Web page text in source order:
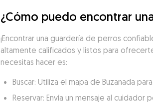
¿Cómo puedo encontrar
¡Encontrar una guardería de perros
altamente calificados y listos para
necesitas hacer es:
Buscar: Utiliza el mapa de Buzanada
Reservar: Envía un mensaje al